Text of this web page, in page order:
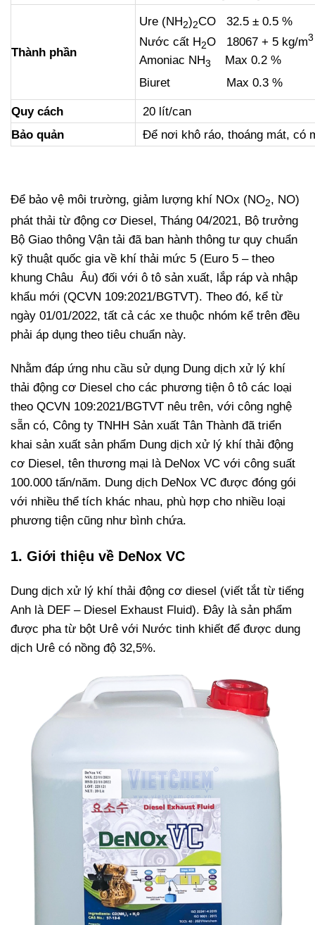
Thành phần
Ure (NH2)2CO 32.5 ± 0.5 %
Nước cất H2O 18067 + 5 kg/m3
Amoniac NH3
Max 0.2 %
Biuret Max 0.3 %
Quy cách
20 lít/can
Bảo quản
Để nơi khô ráo, thoáng mát, có
Để bảo vệ môi trường, giảm lượng khí NOx (NO2, NO)
phát thải từ động cơ Diesel, Tháng 04/2021, Bộ trưởng
Bộ Giao thông Vận tải đã ban hành thông tư quy chuẩn
kỹ thuật quốc gia về khí thải mức 5 (Euro 5 – theo
khung Châu Âu) đối với ô tô sản xuất, lắp ráp và nhập
khẩu mới (QCVN 109:2021/BGTVT). Theo đó, kể từ
ngày 01/01/2022, tất cả các xe thuộc nhóm kể trên đều
phải áp dụng theo tiêu chuẩn này.
Nhằm đáp ứng nhu cầu sử dụng Dung dịch xử lý khí
thải động cơ Diesel cho các phương tiện ô tô các loại
theo QCVN 109:2021/BGTVT nêu trên, với công nghệ
sẵn có, Công ty TNHH Sản xuất Tân Thành đã triển
khai sản xuất sản phẩm Dung dịch xử lý khí thải động
cơ Diesel, tên thương mại là DeNox VC với công suất
100.000 tấn/năm. Dung dịch DeNox VC được đóng gói
với nhiều thể tích khác nhau, phù hợp cho nhiều loại
phương tiện cũng như bình chứa.
1. Giới thiệu về DeNox VC
Dung dịch xử lý khí thải động cơ diesel (viết tắt từ tiếng
Anh là DEF – Diesel Exhaust Fluid). Đây là sản phẩm
được pha từ bột Urê với Nước tinh khiết để được dung
dịch Urê có nồng độ 32,5%.